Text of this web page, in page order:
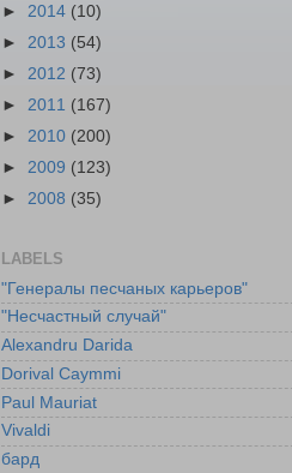
► 2014 (10)
► 2013 (54)
► 2012 (73)
► 2011 (167)
► 2010 (200)
► 2009 (123)
► 2008 (35)
LABELS
"Генералы песчаных карьеров"
"Несчастный случай"
Alexandru Darida
Dorival Caymmi
Paul Mauriat
Vivaldi
бард